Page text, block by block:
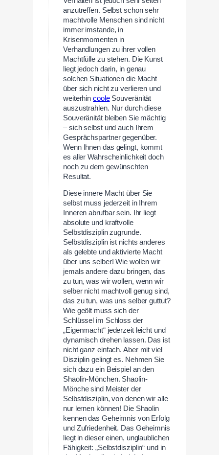
anzutreffen. Selbst schon sehr
machtvolle Menschen sind nicht
immer imstande, in
Krisenmomenten in
Verhandlungen zu ihrer vollen
Machtfülle zu stehen. Die Kunst
liegt jedoch darin, in genau
solchen Situationen die Macht
über sich nicht zu verlieren und
weiterhincooleSouveränität
auszustrahlen. Nur durch diese
Souveränität bleiben Sie mächtig
– sich selbst und auch Ihrem
Gesprächspartner gegenüber.
Wenn Ihnen das gelingt, kommt
es aller Wahrscheinlichkeit doch
noch zu dem gewünschten
Resultat.
Diese innere Macht über Sie
selbst muss jederzeit in Ihrem
Inneren abrufbar sein. Ihr liegt
absolute und kraftvolle
Selbstdisziplin zugrunde.
Selbstdisziplin ist nichts anderes
als gelebte und aktivierte Macht
über uns selber! Wie wollen wir
jemals andere dazu bringen, das
zu tun, was wir wollen, wenn wir
selber nicht machtvoll genug sind,
das zu tun, was uns selber guttut?
Wie geölt muss sich der
Schlüssel im Schloss der
„Eigenmacht“ jederzeit leicht und
dynamisch drehen lassen. Das ist
nicht ganz einfach. Aber mit viel
Disziplin gelingt es. Nehmen Sie
sich dazu ein Beispiel an den
Shaolin-Mönchen. Shaolin-
Mönche sind Meister der
Selbstdisziplin, von denen wir alle
nur lernen können! Die Shaolin
kennen das Geheimnis von Erfolg
und Zufriedenheit. Das Geheimnis
liegt in dieser einen, unglaublichen
Fähigkeit: „Selbstdisziplin“ und in